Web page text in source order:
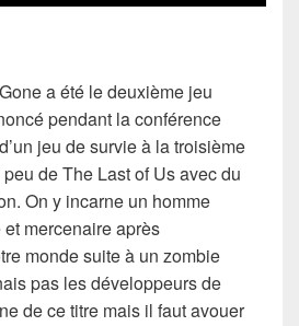
a été le deuxième jeu
pendant la conférence
jeu de survie à la troisième
de The Last of Us avec du
On y incarne un homme
mercenaire après
monde suite à un zombie
pas les développeurs de
de ce titre mais il faut avouer